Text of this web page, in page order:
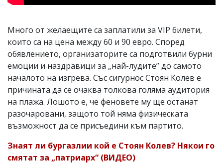
Много от желаещите са заплатили за VIP билети,
които са на цена между 60 и 90 евро. Според
обявлението, организаторите са подготвили бурни
емоции и наздравици за „най-лудите” до самото
началото на изгрева. Със сигурнос Стоян Колев е
причината да се очаква толкова голяма аудитория
на плажа. Лошото е, че феновете му ще останат
разочаровани, защото той няма физическата
възможност да се присъедини към партито.
Знаят ли бургазлии кой е Стоян Колев? Някои го
смятат за „патриарх“ (ВИДЕО)